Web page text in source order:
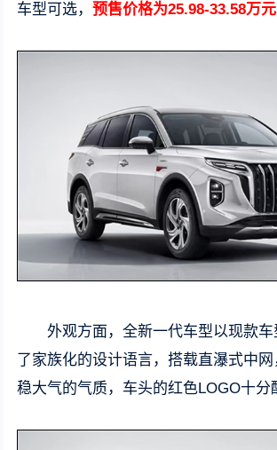
车型可选，预售价格为25.98-33.58万元
外观方面，全新一代车型以现款车
了家族化的设计语言，搭载直瀑式中
稳大气的气质，车头的红色LOGO十分